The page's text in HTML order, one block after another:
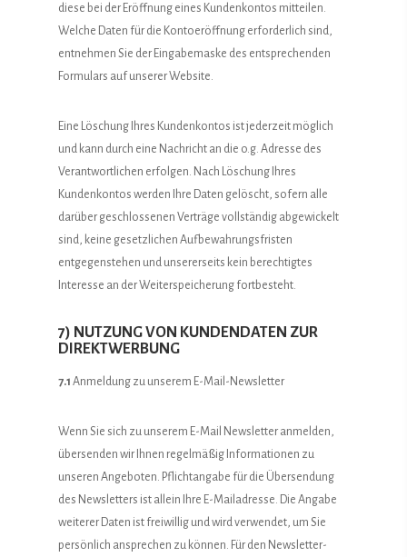
diese bei der Eröffnung eines Kundenkontos mitteilen.
Welche Daten für die Kontoeröffnung erforderlich sind,
entnehmen Sie der Eingabemaske des entsprechenden
Formulars auf unserer Website.
Eine Löschung Ihres Kundenkontos ist jederzeit möglich
und kann durch eine Nachricht an die o.g. Adresse des
Verantwortlichen erfolgen. Nach Löschung Ihres
Kundenkontos werden Ihre Daten gelöscht, sofern alle
darüber geschlossenen Verträge vollständig abgewickelt
sind, keine gesetzlichen Aufbewahrungsfristen
entgegenstehen und unsererseits kein berechtigtes
Interesse an der Weiterspeicherung fortbesteht.
7) NUTZUNG VON KUNDENDATEN ZUR
DIREKTWERBUNG
7.1 Anmeldung zu unserem E-Mail-Newsletter
Wenn Sie sich zu unserem E-Mail Newsletter anmelden,
übersenden wir Ihnen regelmäßig Informationen zu
unseren Angeboten. Pflichtangabe für die Übersendung
des Newsletters ist allein Ihre E-Mailadresse. Die Angabe
weiterer Daten ist freiwillig und wird verwendet, um Sie
persönlich ansprechen zu können. Für den Newsletter-